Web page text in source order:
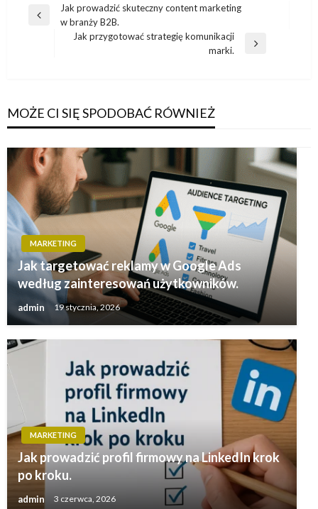
Nawigacja
wpisu
Poprzedni
Jak prowadzić skuteczny content marketing
w branży B2B.
Jak przygotować strategię komunikacji
marki.
MOŻE CI SIĘ SPODOBAĆ RÓWNIEŻ
MARKETING
Jak targetować reklamy w Google Ads
według zainteresowań użytkowników.
admin 19 stycznia, 2026
MARKETING
Jak prowadzić profil firmowy na LinkedIn krok
po kroku.
admin 3 czerwca, 2026